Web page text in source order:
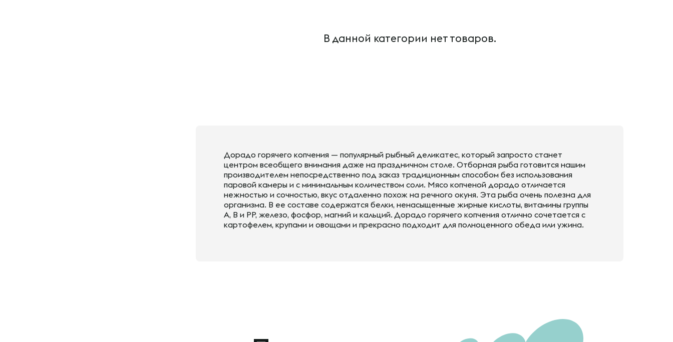
В данной категории нет товаров.
Дорадо горячего копчения — популярный рыбный деликатес, который запросто станет
центром всеобщего внимания даже на праздничном столе. Отборная рыба готовится нашим
производителем непосредственно под заказ традиционным способом без использования
паровой камеры и с минимальным количеством соли. Мясо копченой дорадо отличается
нежностью и сочностью, вкус отдаленно похож на речного окуня. Эта рыба очень полезна для
организма. В ее составе содержатся белки, ненасыщенные жирные кислоты, витамины группы
А, В и РР, железо, фосфор, магний и кальций. Дорадо горячего копчения отлично сочетается с
картофелем, крупами и овощами и прекрасно подходит для полноценного обеда или ужина.